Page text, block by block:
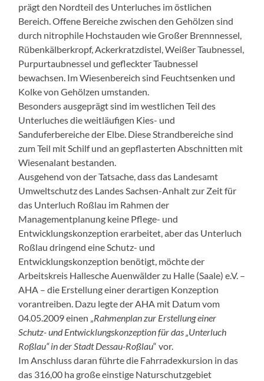
prägt den Nordteil des Unterluches im östlichen
Bereich. Offene Bereiche zwischen den Gehölzen sind
durch nitrophile Hochstauden wie Großer Brennnessel,
Rübenkälberkropf, Ackerkratzdistel, Weißer Taubnessel,
Purpurtaubnessel und gefleckter Taubnessel
bewachsen. Im Wiesenbereich sind Feuchtsenken und
Kolke von Gehölzen umstanden.
Besonders ausgeprägt sind im westlichen Teil des
Unterluches die weitläufigen Kies- und
Sanduferbereiche der Elbe. Diese Strandbereiche sind
zum Teil mit Schilf und an gepflasterten Abschnitten mit
Wiesenalant bestanden.
Ausgehend von der Tatsache, dass das Landesamt
Umweltschutz des Landes Sachsen-Anhalt zur Zeit für
das Unterluch Roßlau im Rahmen der
Managementplanung keine Pflege- und
Entwicklungskonzeption erarbeitet, aber das Unterluch
Roßlau dringend eine Schutz- und
Entwicklungskonzeption benötigt, möchte der
Arbeitskreis Hallesche Auenwälder zu Halle (Saale) e.V. –
AHA – die Erstellung einer derartigen Konzeption
vorantreiben. Dazu legte der AHA mit Datum vom
04.05.2009 einen „ Rahmenplan zur Erstellung einer
Schutz- und Entwicklungskonzeption für das „Unterluch
Roßlau“ in der Stadt Dessau-Roßlau“ vor.
Im Anschluss daran führte die Fahrradexkursion in das
das 316,00 ha große einstige Naturschutzgebiet